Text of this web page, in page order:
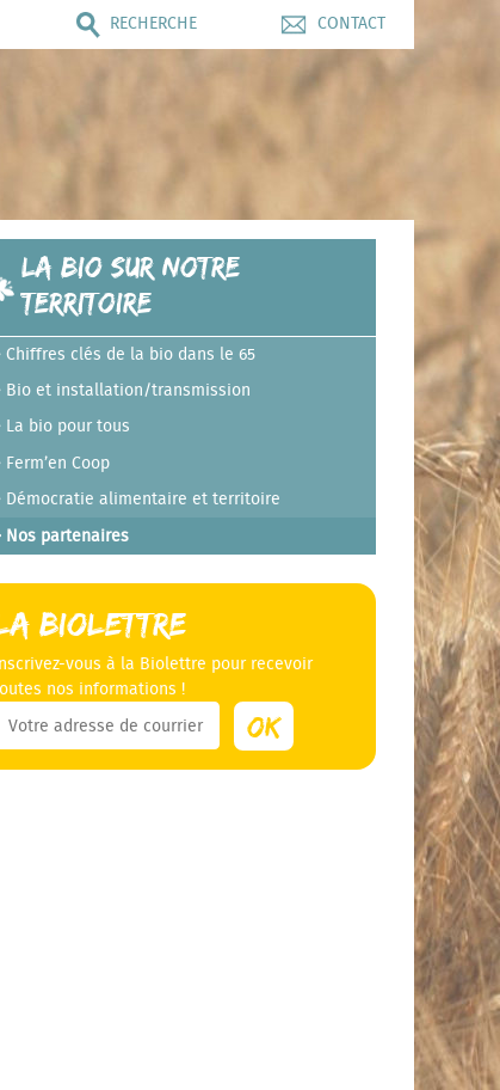
RECHERCHE CONTACT
La bio sur notre
territoire
Chiffres clés de la bio dans le 65
Bio et installation/transmission
La bio pour tous
Ferm’en Coop
Démocratie alimentaire et territoire
Nos partenaires
Biolettre
Inscrivez-vous à la Biolettre pour recevoir
nos informations !